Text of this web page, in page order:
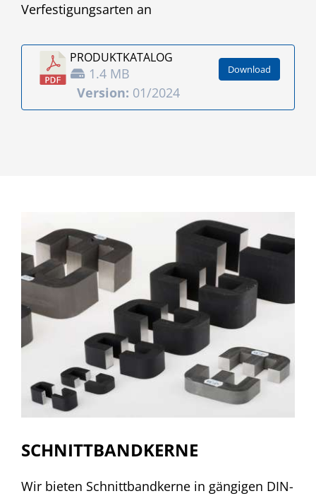
Verfestigungsarten an
PRODUKT­KATALOG
1.4 MB
Version: 01/2024
Download
SCHNITTBANDKERNE
Wir bieten Schnittbandkerne in gängigen DIN-